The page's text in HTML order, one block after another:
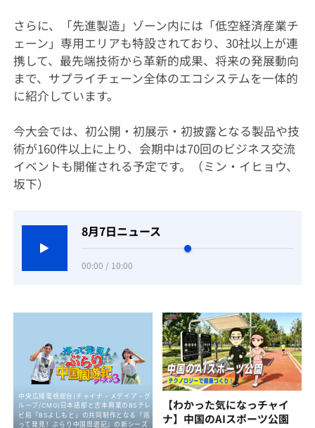
さらに、「先進製造」ゾーン内には「低空経済産業チ
ェーン」専用エリアも特設されており、30社以上が連
携して、最先端技術から革新的成果、将来の発展動向
まで、サプライチェーン全体のエコシステムを一体的
に紹介しています。
今大会では、初公開・初展示・初披露となる製品や技
術が160件以上に上り、会期中は70回のビジネス交流
イベントも開催される予定です。（ミン・イヒョウ、
坂下）
8月7日ニュース
00:00 / 10:00
【わかった気になっチャイ
ナ】中国のAIスポーツ公園